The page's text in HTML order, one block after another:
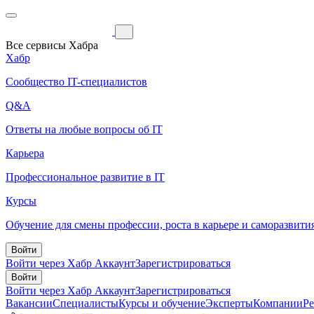
Все сервисы Хабра
Хабр
Сообщество IT-специалистов
Q&A
Ответы на любые вопросы об IT
Карьера
Профессиональное развитие в IT
Курсы
Обучение для смены профессии, роста в карьере и
Войти
Войти через Хабр АккаунтЗарегистрироваться
Войти
Войти через Хабр АккаунтЗарегистрироваться
ВакансииСпециалистыКурсы и обучениеЭкспертыКомпании